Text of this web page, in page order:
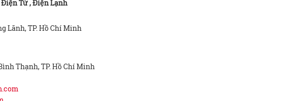
Tử , Điện Lạnh
Lãnh, TP. Hồ Chí Minh
Thạnh, TP. Hồ Chí Minh